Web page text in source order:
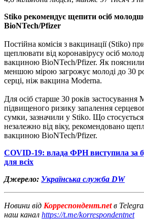
Stiko рекомендує щепити осіб
BioNTech/Pfizer
Постійна комісія з вакцинації (Stiko)
щеплювати від коронавірусу осіб
вакциною BioNTech/Pfizer. Як пояснили
меншою мірою загрожує молоді до 30
серці, ніж вакцина Moderna.
Для осіб старше 30 років застосування
підвищеного ризику запалення
сумки, зазначили у Stiko. Що стосується
незалежно від віку, рекомендовано
вакциною BioNTech/Pfizer.
COVID-19: влада ФРН виступила за
для всіх
Джерело: Українська служба DW
Новини від Корреспондент.netв
наш канал https://t.me/korrespondentnet